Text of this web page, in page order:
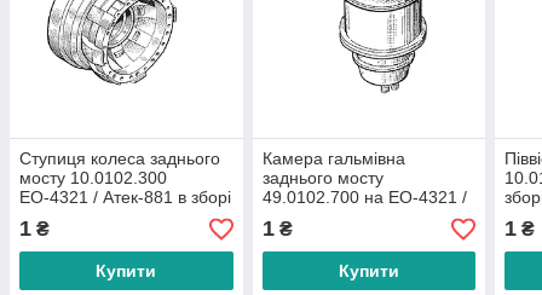
Ступиця колеса заднього
мосту 10.0102.300
ЕО-4321 / Атек-881 в зборі
1 ₴
Купити
Камера гальмівна
заднього мосту
49.0102.700 на ЕО-4321 /
Атек-881
1₴
Купити
1 ₴